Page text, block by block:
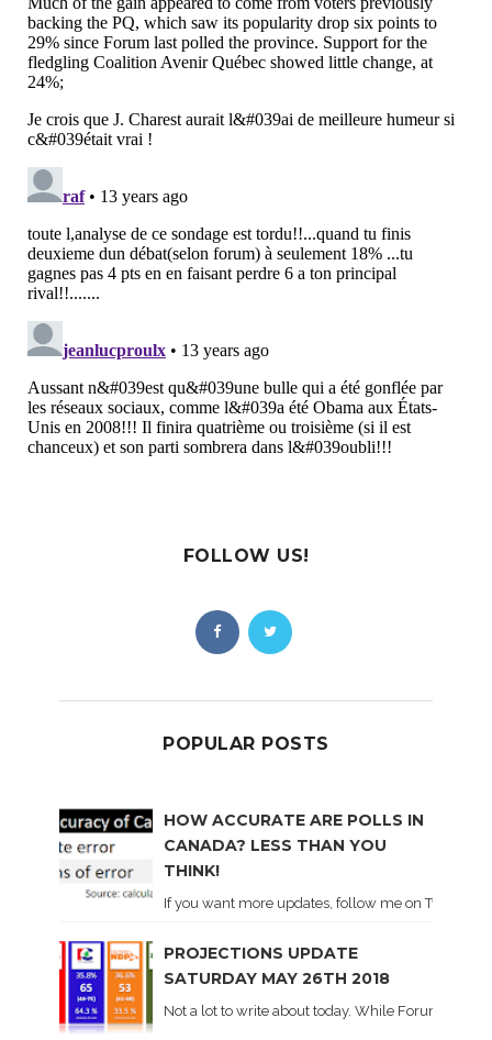
FOLLOW US!
POPULAR POSTS
HOW ACCURATE ARE POLLS IN
CANADA? LESS THAN YOU
THINK!
If you want more updates, follow me on Twitter .
PROJECTIONS UPDATE
SATURDAY MAY 26TH 2018
Not a lot to write about today. While Forum did